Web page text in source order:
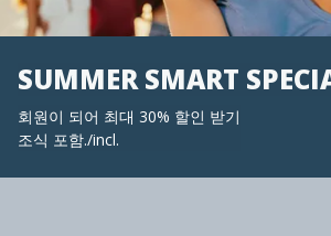
SUMMER SMART
회원이 되어 최대 30% 할인 받기
조식 포함./incl.